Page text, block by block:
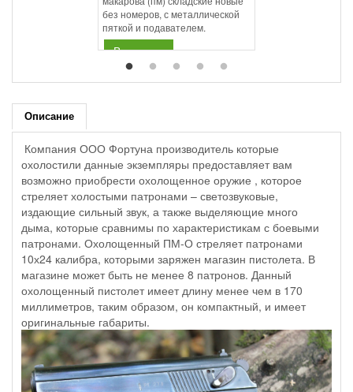
без номеров, с металлической
пяткой и подавателем.
В корзину
Описание
Компания ООО Фортуна производитель которые
охолостили данные экземпляры предоставляет вам
возможно приобрести охолощенное оружие , которое
стреляет холостыми патронами – светозвуковые,
издающие сильный звук, а также выделяющие много
дыма, которые сравнимы по характеристикам с боевыми
патронами. Охолощенный ПМ-О стреляет патронами
10х24 калибра, которыми заряжен магазин пистолета. В
магазине может быть не менее 8 патронов. Данный
охолощенный пистолет имеет длину менее чем в 170
миллиметров, таким образом, он компактный, и имеет
оригинальные габариты.